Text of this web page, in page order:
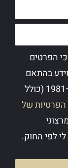
הפרטים
בהתאם
להוראות חוק הגנת הפרטיות, התשמ"א–1981 (כולל
הפרטיות של
לפי החוק.